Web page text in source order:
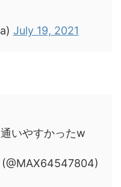
July 19, 2021
いやすかったw